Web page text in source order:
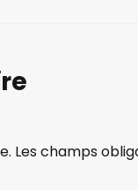
Les champs